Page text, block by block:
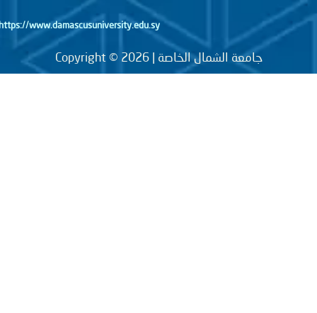
جامعة الشمال الخاصة | Copyright © 2026